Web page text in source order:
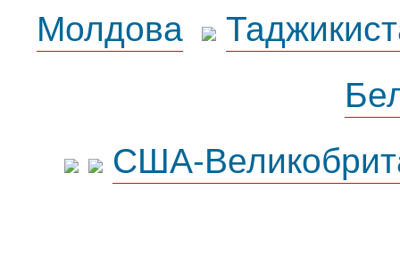
Молдова
США-